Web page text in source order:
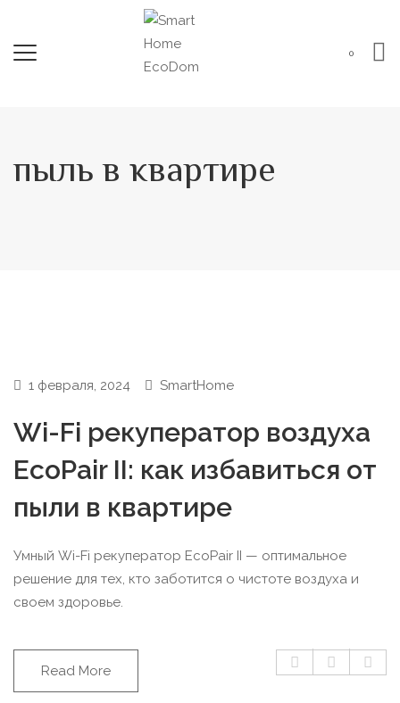
0
пыль в квартире
1 февраля, 2024 SmartHome
Wi-Fi рекуператор воздуха
EcoPair II: как избавиться от
пыли в квартире
Умный Wi-Fi рекуператор EcoPair II — оптимальное
решение для тех, кто заботится о чистоте воздуха и
своем здоровье.
Read More